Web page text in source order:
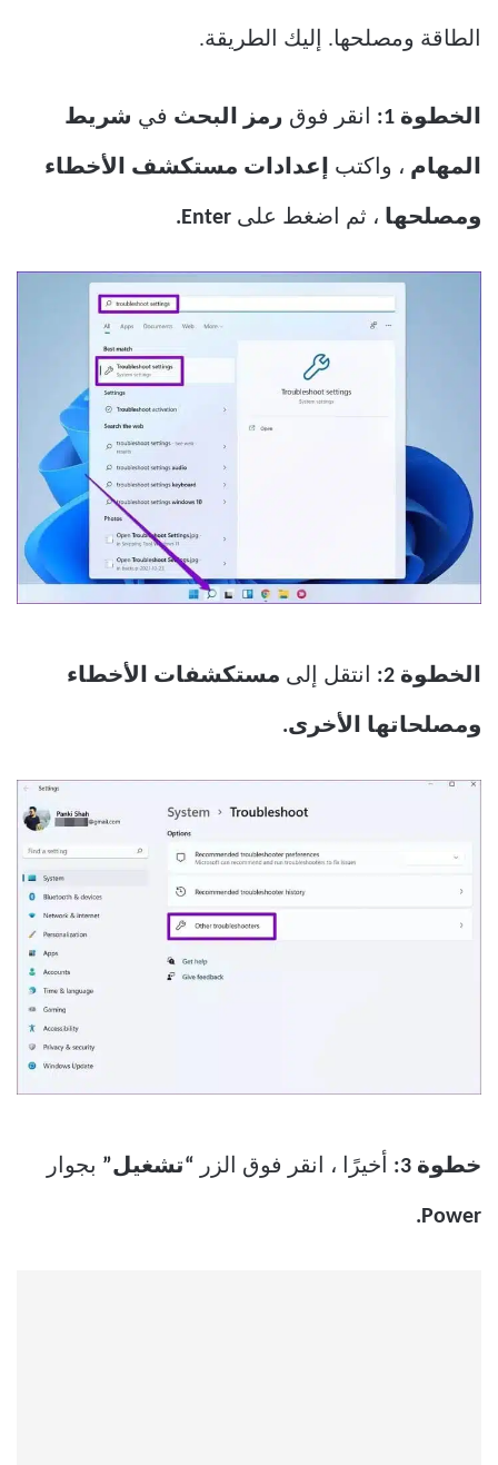
الطاقة ومصلحها. إليك الطريقة.
الخطوة 1: انقر فوق رمز البحث في شريط
المهام ، واكتب إعدادات مستكشف الأخطاء
ومصلحها ، ثم اضغط على Enter.
الخطوة 2: انتقل إلى مستكشفات الأخطاء
ومصلحاتها الأخرى.
خطوة 3: أخيرًا ، انقر فوق الزر “تشغيل” بجوار
Power.